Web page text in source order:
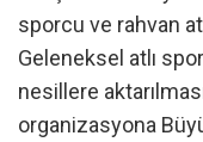
sporcu ve rahvan
Geleneksel atlı
nesillere
organizasyona